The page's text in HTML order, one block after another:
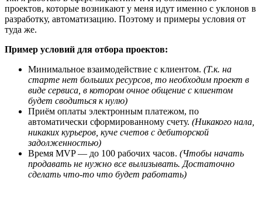
проектов, которые возникают у меня идут именно с уклонов в
разработку, автоматизацию. Поэтому и примеры условия от
туда же.
Пример условий для отбора проектов:
Минимальное взаимодействие с клиентом. (Т.к. на
старте нет больших ресурсов, то необходим проект в
виде сервиса, в котором очное общение с клиентом
будет сводиться к нулю)
Приём оплаты электронным платежом, по
автоматически сформированному счету. (Никакого нала,
никаких курьеров, куче счетов с дебиторской
задолженностью)
Время MVP — до 100 рабочих часов. (Чтобы начать
продавать не нужно все вылизывать. Достаточно
сделать что-то что будет работать)